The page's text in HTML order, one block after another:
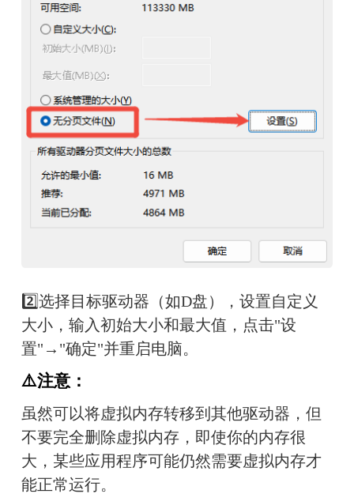
2️⃣选择目标驱动器（如D盘），设置自定义
大小，输入初始大小和最大值，点击"设
置"→"确定"并重启电脑。
⚠️注意：
虽然可以将虚拟内存转移到其他驱动器，但
不要完全删除虚拟内存，即使你的内存很
大，某些应用程序可能仍然需要虚拟内存才
能正常运行。